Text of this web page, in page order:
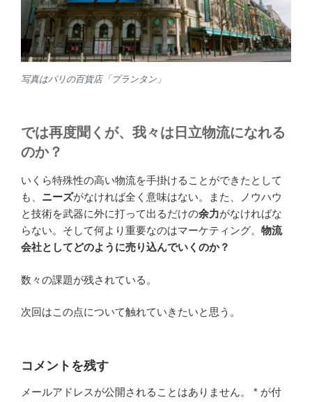
写真はパリの百貨店「プランタン」
では再度聞くが、我々は日立物流になれる
のか？
いくら特殊性の高い物流を手掛けることができたとして
も、 ニーズがなければ全く意味はない。また、ノウハウ
と技術を武器に外に打って出るだけの余力がなければな
らない。そして何より重要なのはマーケティング。 物流
会社としてどのように売り込んでいくのか？
数々の課題が残されている。
次回はこの点について触れていきたいと思う。
コメントを残す
メールアドレスが公開されることはありません。 * が付